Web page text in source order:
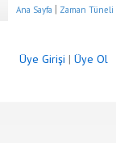
Ana Sayfa | Zaman Tüneli
Üye Girişi | Üye Ol